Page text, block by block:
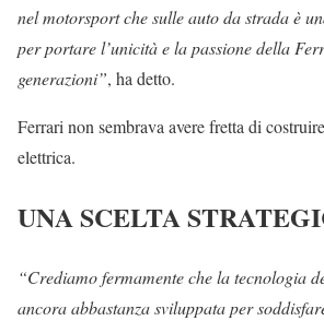
nel motorsport che sulle auto da strada è
per portare l’unicità e la passione della
generazioni”, ha detto.
Ferrari non sembrava avere fretta di
elettrica.
UNA SCELTA
“Crediamo fermamente che la tecnologia
ancora abbastanza sviluppata per